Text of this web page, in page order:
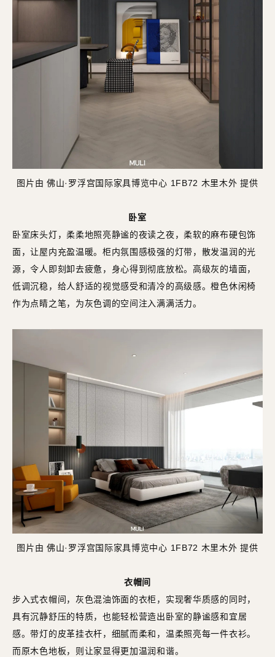
图片由 佛山·罗浮宫国际家具博览中心 1FB72 木里木外 提供
卧室
卧室床头灯，柔柔地照亮静谧的夜读之夜，柔软的麻布硬包饰
面，让屋内充盈温暖。柜内氛围感极强的灯带，散发温润的光
源，令人即刻卸去疲惫，身心得到彻底放松。高级灰的墙面，
低调沉稳，给人舒适的视觉感受和清冷的高级感。橙色休闲椅
作为点睛之笔，为灰色调的空间注入满满活力。
图片由 佛山·罗浮宫国际家具博览中心 1FB72 木里木外 提供
衣帽间
步入式衣帽间，灰色混油饰面的衣柜，实现奢华质感的同时，
具有沉静舒压的特质，也能轻松营造出卧室的静谧感和宜居
感。带灯的皮革挂衣杆，细腻而柔和，温柔照亮每一件衣衫。
而原木色地板，则让家显得更加温润和谐。